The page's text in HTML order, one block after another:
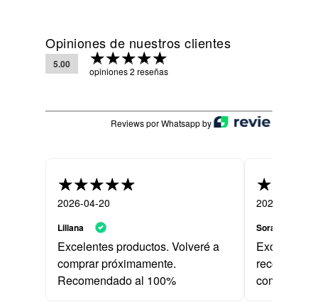
Opiniones de nuestros clientes
5.00
opiniones 2 reseñas
Reviews por Whatsapp by
2026-04-20
Liliana
Excelentes productos. Volveré a
comprar próximamente.
Recomendado al 100%
2026-04-21
Soraya
Excelentes
comprar.